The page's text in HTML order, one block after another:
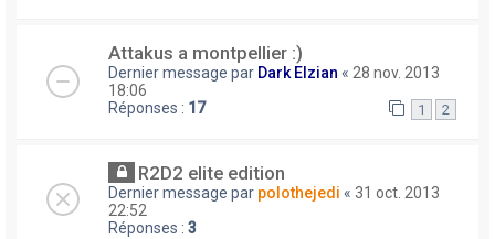
Attakus a montpellier :)
Dernier message par Dark Elzian « 28 nov. 2013
18:06
Réponses : 17 1 2
R2D2 elite edition
Dernier message par polothejedi « 31 oct. 2013
22:52
Réponses : 3